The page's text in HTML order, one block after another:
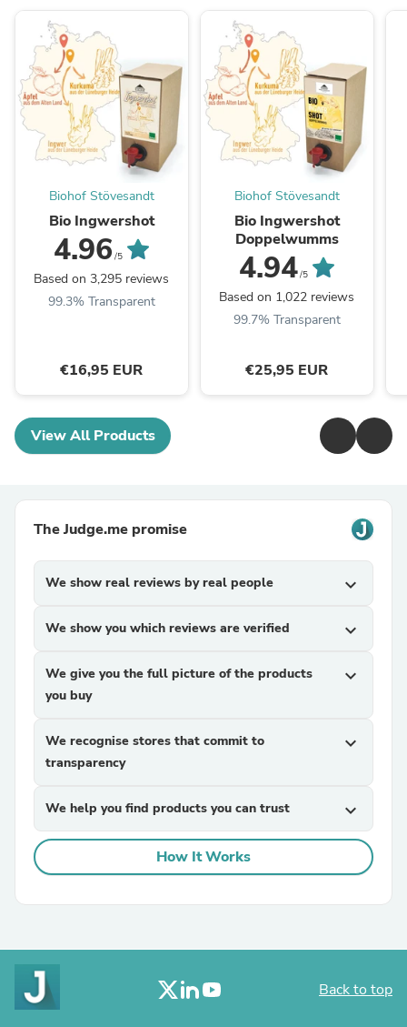
Biohof Stövesandt
Bio Ingwershot
4.96 /5
Based on 3,295 reviews
99.3% Transparent
€16,95 EUR
Biohof Stövesandt
Bio Ingwershot
Doppelwumms
4.94/5
Based on 1,022 reviews
99.7% Transparent
€25,95 EUR
View All Products
The Judge.me promise
We show real reviews by real people expand_more
We show you which reviews are verified expand_more
We give you the full picture of the products
you buy
expand_more
We recognise stores that commit to
transparency
expand_more
We help you find products you can trust expand_more
How It Works
Back to top